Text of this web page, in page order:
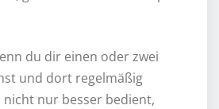
du dir einen oder zwei
und dort regelmäßig
nur besser bedient,